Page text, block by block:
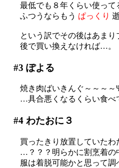
最低でも８年くらい使って
ふつうならもう ぱっくり
という訳でその後はあまり
後で買い換えなければ…。
#3 ぽよる
焼き肉ばいきんぐ～～～
…具合悪くなるくらい食べ
#4わたおに３
買ったきり放置していたわ
…？？？明らかに割烹着の
服は着脱可能かと思って調